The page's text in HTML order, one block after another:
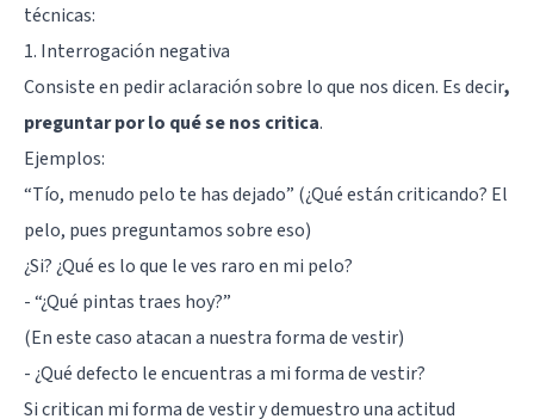
técnicas:
1. Interrogación negativa
Consiste en pedir aclaración sobre lo que nos dicen. Es decir,
preguntar por lo qué se nos critica.
Ejemplos:
“Tío, menudo pelo te has dejado” (¿Qué están criticando? El
pelo, pues preguntamos sobre eso)
¿Si? ¿Qué es lo que le ves raro en mi pelo?
- “¿Qué pintas traes hoy?”
(En este caso atacan a nuestra forma de vestir)
- ¿Qué defecto le encuentras a mi forma de vestir?
Si critican mi forma de vestir y demuestro una actitud